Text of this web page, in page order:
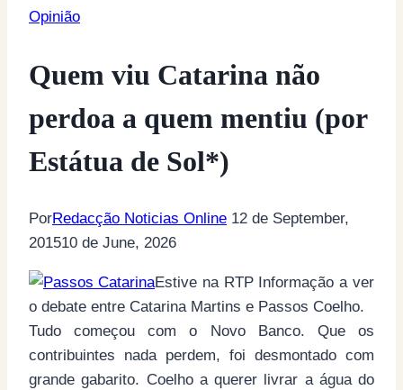
Opinião
Quem viu Catarina não
perdoa a quem mentiu (por
Estátua de Sol*)
PorRedacção Noticias Online 12 de September,
201510 de June, 2026
Estive na RTP Informação a ver
o debate entre Catarina Martins e Passos Coelho.
Tudo começou com o Novo Banco. Que os
contribuintes nada perdem, foi desmontado com
grande gabarito. Coelho a querer livrar a água do